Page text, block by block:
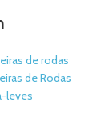
de rodas
de Rodas
leves